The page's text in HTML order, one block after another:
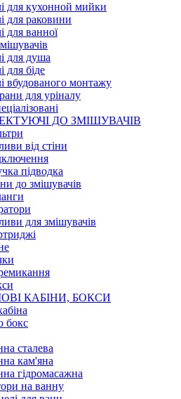
для кухонной мийки
для раковини
для ванної
для душа
для біде
вбудованого монтажу
для уріналу
ДО ЗМІШУВАЧІВ
від стіни
підводка
до змішувачів
для змішувачів
КАБІНИ, БОКСИ
бокс
сталева
кам'яна
гідромасажна
на ванну